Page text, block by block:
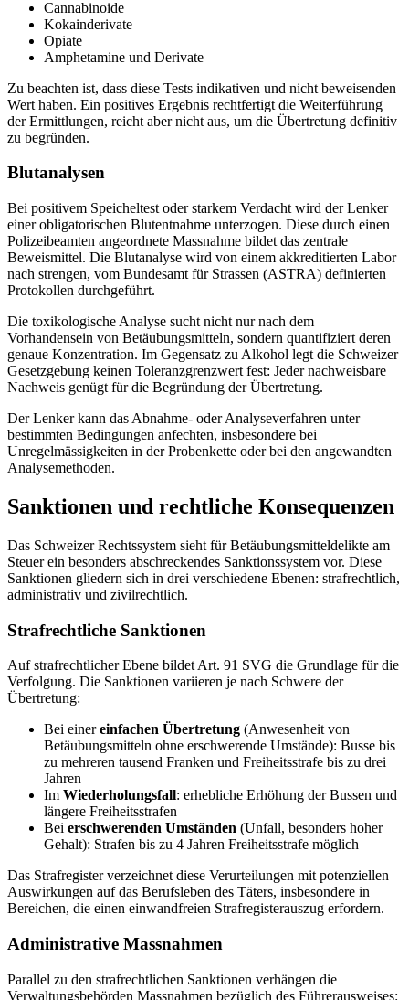
Cannabinoide
Kokainderivate
Opiate
Amphetamine und Derivate
Zu beachten ist, dass diese Tests indikativen und nicht beweisenden
Wert haben. Ein positives Ergebnis rechtfertigt die Weiterführung
der Ermittlungen, reicht aber nicht aus, um die Übertretung definitiv
zu begründen.
Blutanalysen
Bei positivem Speicheltest oder starkem Verdacht wird der Lenker
einer obligatorischen Blutentnahme unterzogen. Diese durch einen
Polizeibeamten angeordnete Massnahme bildet das zentrale
Beweismittel. Die Blutanalyse wird von einem akkreditierten Labor
nach strengen, vom Bundesamt für Strassen (ASTRA) definierten
Protokollen durchgeführt.
Die toxikologische Analyse sucht nicht nur nach dem
Vorhandensein von Betäubungsmitteln, sondern quantifiziert deren
genaue Konzentration. Im Gegensatz zu Alkohol legt die Schweizer
Gesetzgebung keinen Toleranzgrenzwert fest: Jeder nachweisbare
Nachweis genügt für die Begründung der Übertretung.
Der Lenker kann das Abnahme- oder Analyseverfahren unter
bestimmten Bedingungen anfechten, insbesondere bei
Unregelmässigkeiten in der Probenkette oder bei den angewandten
Analysemethoden.
Sanktionen und rechtliche Konsequenzen
Das Schweizer Rechtssystem sieht für Betäubungsmitteldelikte am
Steuer ein besonders abschreckendes Sanktionssystem vor. Diese
Sanktionen gliedern sich in drei verschiedene Ebenen: strafrechtlich,
administrativ und zivilrechtlich.
Strafrechtliche Sanktionen
Auf strafrechtlicher Ebene bildet Art. 91 SVG die Grundlage für die
Verfolgung. Die Sanktionen variieren je nach Schwere der
Übertretung:
Bei einereinfachen Übertretung (Anwesenheit von
Betäubungsmitteln ohne erschwerende Umstände): Busse bis
zu mehreren tausend Franken und Freiheitsstrafe bis zu drei
Jahren
Im Wiederholungsfall: erhebliche Erhöhung der Bussen und
längere Freiheitsstrafen
Bei erschwerenden Umständen (Unfall, besonders hoher
Gehalt): Strafen bis zu 4 Jahren Freiheitsstrafe möglich
Das Strafregister verzeichnet diese Verurteilungen mit potenziellen
Auswirkungen auf das Berufsleben des Täters, insbesondere in
Bereichen, die einen einwandfreien Strafregisterauszug erfordern.
Administrative Massnahmen
Parallel zu den strafrechtlichen Sanktionen verhängen die
Verwaltungsbehörden Massnahmen bezüglich des Führerausweises: